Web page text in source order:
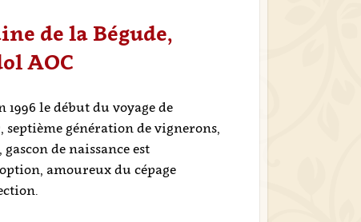
de la Bégude,
AOC
1996 le début du voyage de
génération de vignerons,
de naissance est
amoureux du cépage